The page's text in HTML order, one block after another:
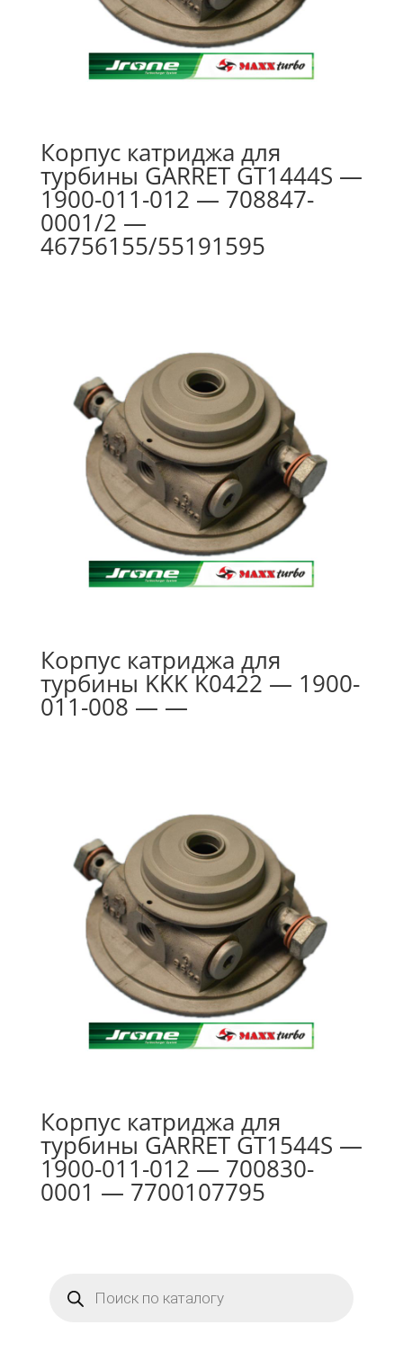
Корпус катриджа для
турбины GARRET GT1444S —
1900-011-012 — 708847-
0001/2 —
46756155/55191595
Корпус катриджа для
турбины KKK K0422 — 1900-
011-008 — —
Корпус катриджа для
турбины GARRET GT1544S —
1900-011-012 — 700830-
0001 — 7700107795
товаров